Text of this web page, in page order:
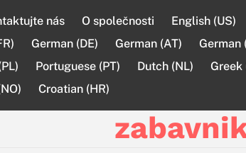
nás O společnosti English (US)
German (DE) German (AT) German
Portuguese (PT) Dutch (NL) Greek
Croatian (HR)